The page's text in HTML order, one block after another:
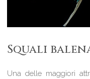
Squali
Una delle maggiori